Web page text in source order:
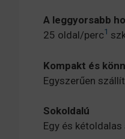
A leggyorsabb
25 oldal/perc1
Kompakt és
Egyszerűen
Sokoldalú
Egy és